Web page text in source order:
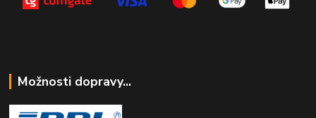
Možnosti dopravy...